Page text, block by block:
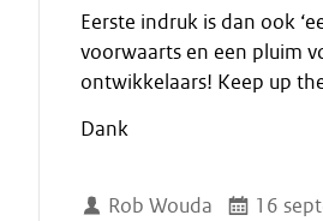
Eerste indruk is dan ook
voorwaarts en een pluim
ontwikkelaars! Keep up
Dank
Rob Wouda
16